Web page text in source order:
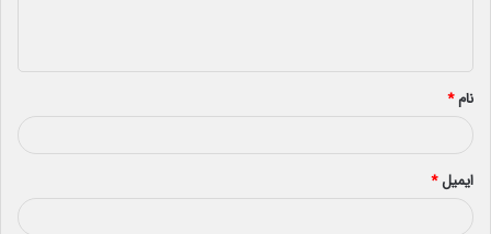
*
نام*
ایمیل*